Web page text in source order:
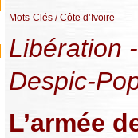
Mots-Clés / Côte d’Ivoire
Libération
Despic-
L’armée